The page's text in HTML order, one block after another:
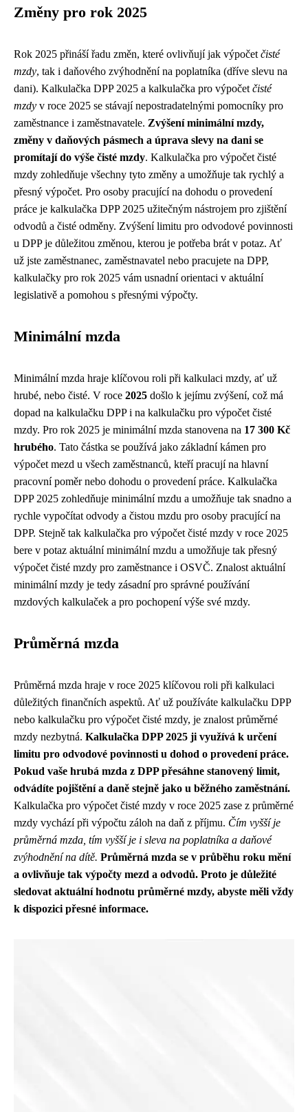
Změny pro rok 2025
Rok 2025 přináší řadu změn, které ovlivňují jak výpočet čisté
mzdy, tak i daňového zvýhodnění na poplatníka (dříve slevu na
dani). Kalkulačka DPP 2025 a kalkulačka pro výpočet čisté
mzdy v roce 2025 se stávají nepostradatelnými pomocníky pro
zaměstnance i zaměstnavatele. Zvýšení minimální mzdy,
změny v daňových pásmech a úprava slevy na dani se
promítají do výše čisté mzdy. Kalkulačka pro výpočet čisté
mzdy zohledňuje všechny tyto změny a umožňuje tak rychlý a
přesný výpočet. Pro osoby pracující na dohodu o provedení
práce je kalkulačka DPP 2025 užitečným nástrojem pro zjištění
odvodů a čisté odměny. Zvýšení limitu pro odvodové povinnosti
u DPP je důležitou změnou, kterou je potřeba brát v potaz. Ať
už jste zaměstnanec, zaměstnavatel nebo pracujete na DPP,
kalkulačky pro rok 2025 vám usnadní orientaci v aktuální
legislativě a pomohou s přesnými výpočty.
Minimální mzda
Minimální mzda hraje klíčovou roli při kalkulaci mzdy, ať už
hrubé, nebo čisté. V roce 2025 došlo k jejímu zvýšení, což má
dopad na kalkulačku DPP i na kalkulačku pro výpočet čisté
mzdy. Pro rok 2025 je minimální mzda stanovena na 17 300 Kč
hrubého. Tato částka se používá jako základní kámen pro
výpočet mezd u všech zaměstnanců, kteří pracují na hlavní
pracovní poměr nebo dohodu o provedení práce. Kalkulačka
DPP 2025 zohledňuje minimální mzdu a umožňuje tak snadno a
rychle vypočítat odvody a čistou mzdu pro osoby pracující na
DPP. Stejně tak kalkulačka pro výpočet čisté mzdy v roce 2025
bere v potaz aktuální minimální mzdu a umožňuje tak přesný
výpočet čisté mzdy pro zaměstnance i OSVČ. Znalost aktuální
minimální mzdy je tedy zásadní pro správné používání
mzdových kalkulaček a pro pochopení výše své mzdy.
Průměrná mzda
Průměrná mzda hraje v roce 2025 klíčovou roli při kalkulaci
důležitých finančních aspektů. Ať už používáte kalkulačku DPP
nebo kalkulačku pro výpočet čisté mzdy, je znalost průměrné
mzdy nezbytná. Kalkulačka DPP 2025 ji využívá k určení
limitu pro odvodové povinnosti u dohod o provedení práce.
Pokud vaše hrubá mzda z DPP přesáhne stanovený limit,
odvádíte pojištění a daně stejně jako u běžného zaměstnání.
Kalkulačka pro výpočet čisté mzdy v roce 2025 zase z průměrné
mzdy vychází při výpočtu záloh na daň z příjmu. Čím vyšší je
průměrná mzda, tím vyšší je i sleva na poplatníka a daňové
zvýhodnění na dítě. Průměrná mzda se v průběhu roku mění
a ovlivňuje tak výpočty mezd a odvodů. Proto je důležité
sledovat aktuální hodnotu průměrné mzdy, abyste měli vždy
k dispozici přesné informace.